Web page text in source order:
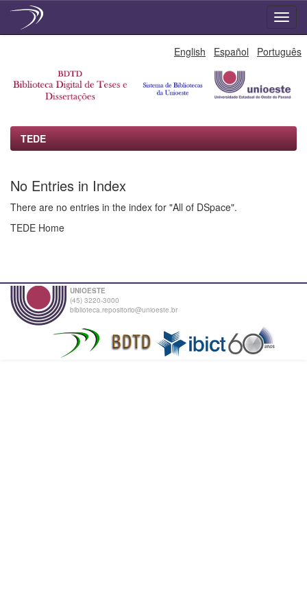
English Español Português
TEDE
No Entries in Index
There are no entries in the index for "All of DSpace".
TEDE Home
UNIOESTE
(45) 3220-3000
biblioteca.repositorio@unioeste.br